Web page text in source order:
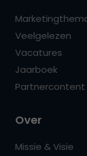
Veelgelezen
Vacatures
Jaarboek
Partnercontent
Over
Missie & Visie